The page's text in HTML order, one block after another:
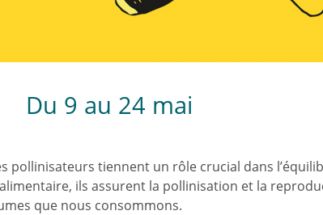
au 24 mai
pollinisateurs tiennent un rôle crucial dans
ils assurent la pollinisation et la
que nous consommons.